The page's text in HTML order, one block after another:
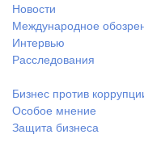
Новости
Международное
Интервью
Расследования
Бизнес против
Особое мнение
Защита бизнеса